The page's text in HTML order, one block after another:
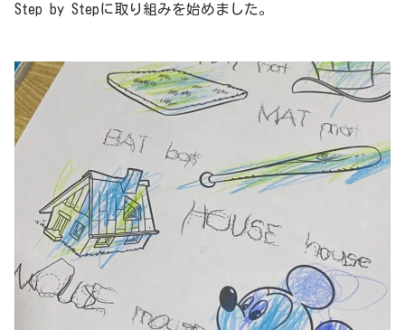
Step by Stepに取り組みを始めました。